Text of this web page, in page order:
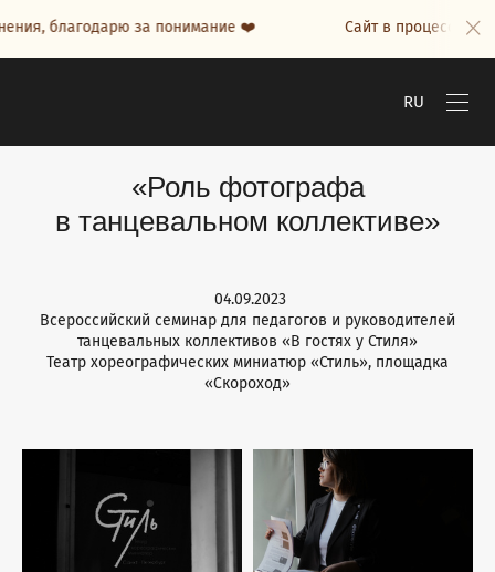
благодарю за понимание ❤️ Сайт в процессе
RU
«Роль фотографа
в танцевальном коллективе»
04.09.2023
Всероссийский семинар для педагогов и руководителей
танцевальных коллективов «В гостях у Стиля»
Театр хореографических миниатюр «Стиль», площадка
«Скороход»